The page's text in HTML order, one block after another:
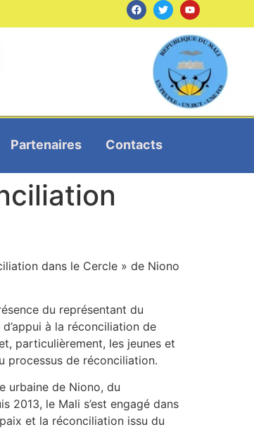
Partenaires Contacts
dans le Cercle » de Niono
du représentant du
à la réconciliation de
particulièrement, les jeunes et
processus de réconciliation.
urbaine de Niono, du
2013, le Mali s’est engagé dans
et la réconciliation issu du